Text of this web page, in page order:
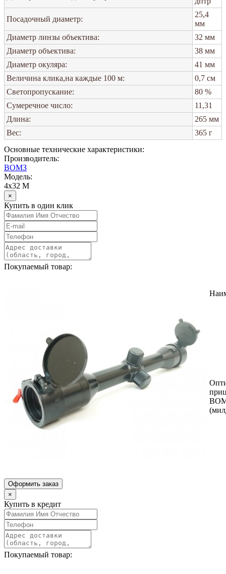
Посадочный диаметр:
25,4
мм
Диаметр линзы объектива:
32 мм
Диаметр объектива:
38 мм
Диаметр окуляра:
41 мм
Величина клика,на каждые 100 м:
0,7 см
Светопропускание:
80 %
Сумеречное число:
11,31
Длина:
265 мм
Вес:
365 г
Основные технические характеристики:
Производитель:
ВОМЗ
Модель:
4х32 М
×
Купить в один клик
Покупаемый товар:
Оформить заказ
×
Купить в кредит
Покупаемый товар: